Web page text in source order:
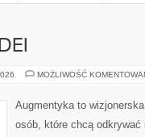
MOŻLIWOŚĆ
Augmentyka to
osób, które chcą